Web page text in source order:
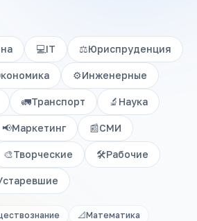
💻IT ⚖️Юриспруденция
⚙️Инженерные
🚛Транспорт 🔬 Наука
📢Маркетинг 📰СМИ
🎨Творческие 🛠️Рабочие
📐Математика